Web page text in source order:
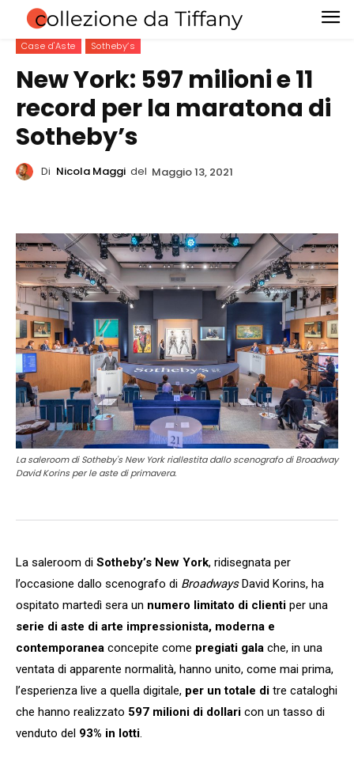
Case d'Aste Sotheby’s
New York: 597 milioni e 11
record per la maratona di
Sotheby’s
Di Nicola Maggi del Maggio 13, 2021
La saleroom di Sotheby's New York riallestita dallo scenografo di Broadway
David Korins per le aste di primavera.
La saleroom di Sotheby’s New York, ridisegnata per
l’occasione dallo scenografo di BroadwaysDavid Korins, ha
ospitato martedì sera un numero limitato di clienti per una
serie di aste di arte impressionista, moderna e
contemporanea concepite come pregiati gala che, in una
ventata di apparente normalità, hanno unito, come mai prima,
l’esperienza live a quella digitale, per un totale di tre cataloghi
che hanno realizzato 597 milioni di dollari con un tasso di
venduto del 93% in lotti